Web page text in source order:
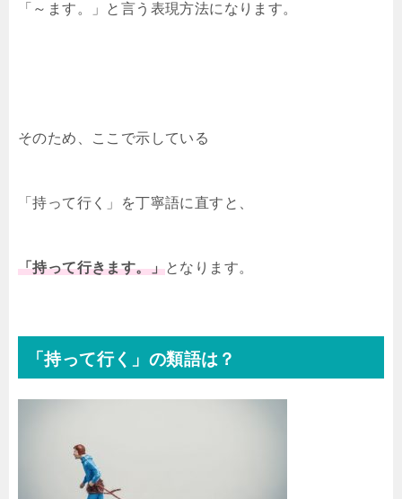
「～ます。」と言う表現方法になります。
そのため、ここで示している
「持って行く」を丁寧語に直すと、
「持って行きます。」となります。
「持って行く」の類語は？